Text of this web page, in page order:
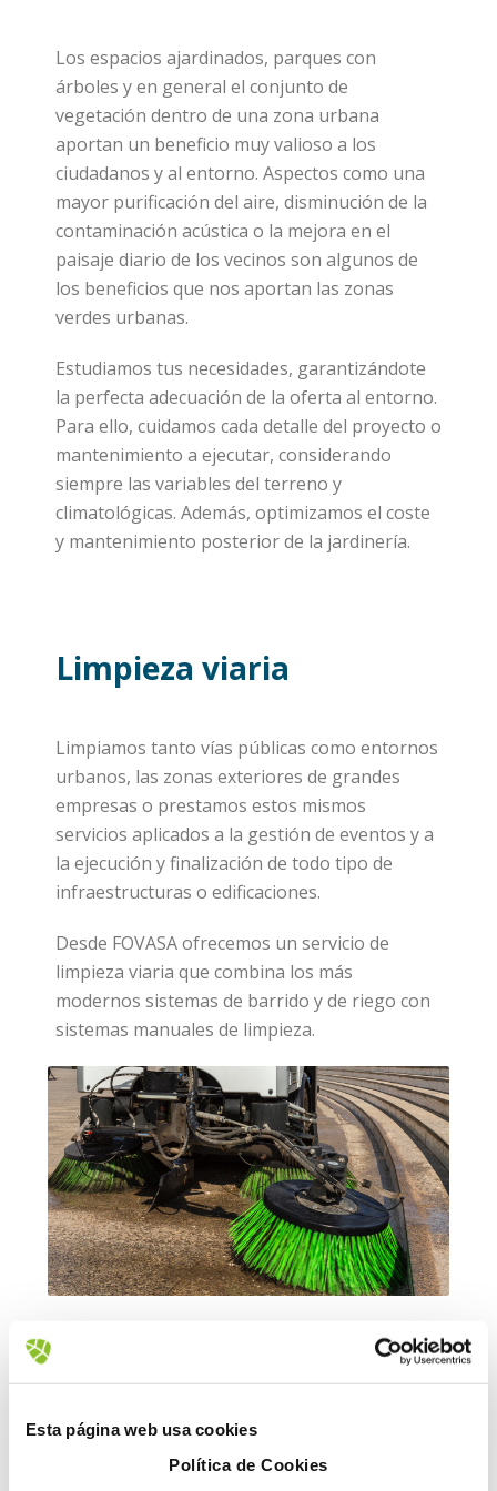
Esta página web usa cookies
Política de Cookies
Los espacios ajardinados, parques con
árboles y en general el conjunto de
vegetación dentro de una zona urbana
aportan un beneficio muy valioso a los
ciudadanos y al entorno. Aspectos como una
mayor purificación del aire, disminución de la
contaminación acústica o la mejora en el
paisaje diario de los vecinos son algunos de
los beneficios que nos aportan las zonas
verdes urbanas.
Estudiamos tus necesidades, garantizándote
la perfecta adecuación de la oferta al entorno.
Para ello, cuidamos cada detalle del proyecto o
mantenimiento a ejecutar, considerando
siempre las variables del terreno y
climatológicas. Además, optimizamos el coste
y mantenimiento posterior de la jardinería.
Limpieza viaria
Limpiamos tanto vías públicas como entornos
urbanos, las zonas exteriores de grandes
empresas o prestamos estos mismos
servicios aplicados a la gestión de eventos y a
la ejecución y finalización de todo tipo de
infraestructuras o edificaciones.
Desde FOVASA ofrecemos un servicio de
limpieza viaria que combina los más
modernos sistemas de barrido y de riego con
sistemas manuales de limpieza.